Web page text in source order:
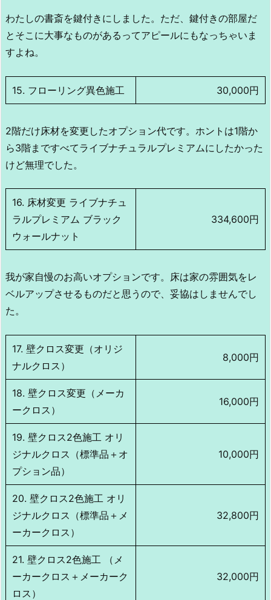
わたしの書斎を鍵付きにしました。ただ、鍵付きの部屋だ
とそこに大事なものがあるってアピールにもなっちゃいま
すよね。
15. フローリング異色施工 30,000円
2階だけ床材を変更したオプション代です。ホントは1階か
ら3階まですべてライブナチュラルプレミアムにしたかった
けど無理でした。
16. 床材変更 ライブナチュ
ラルプレミアム ブラック
ウォールナット
334,600円
我が家自慢のお高いオプションです。床は家の雰囲気をレ
ベルアップさせるものだと思うので、妥協はしませんでし
た。
17. 壁クロス変更（オリジ
ナルクロス）
8,000円
18. 壁クロス変更（メーカ
ークロス）
16,000円
19. 壁クロス2色施工 オリ
ジナルクロス（標準品＋オ
プション品）
10,000円
20. 壁クロス2色施工 オリ
ジナルクロス（標準品＋メ
ーカークロス）
32,800円
21. 壁クロス2色施工 （メ
ーカークロス＋メーカーク
ロス）
32,000円